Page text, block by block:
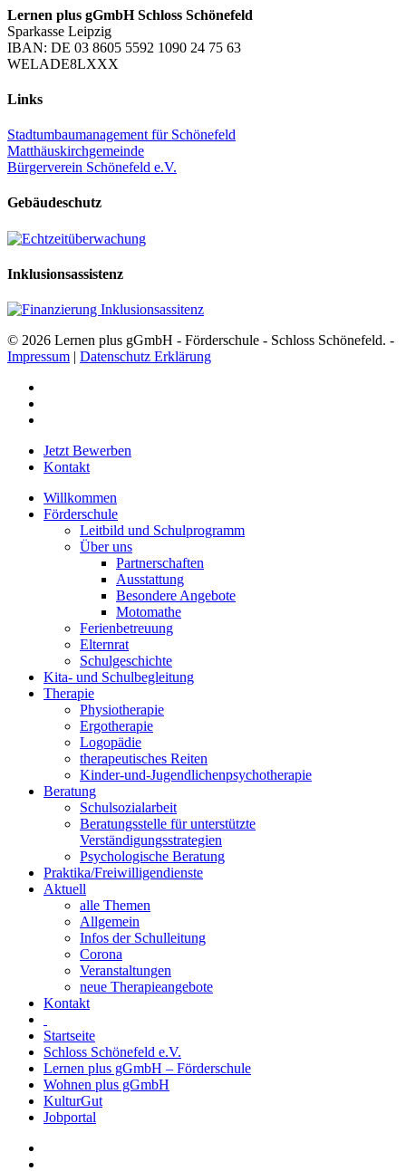
Lernen plus gGmbH Schloss Schönefeld
Sparkasse Leipzig
IBAN: DE 03 8605 5592 1090 24 75 63
WELADE8LXXX
Links
Stadtumbaumanagement für Schönefeld
Matthäuskirchgemeinde
Bürgerverein Schönefeld e.V.
Gebäudeschutz
Inklusionsassistenz
© 2026 Lernen plus gGmbH - Förderschule - Schloss Schönefeld. -
Impressum | Datenschutz Erklärung
Close
Menu
Jetzt Bewerben
Kontakt
Willkommen
Förderschule
Leitbild und Schulprogramm
Über uns
Partnerschaften
Ausstattung
Besondere Angebote
Motomathe
Ferienbetreuung
Elternrat
Schulgeschichte
Kita- und Schulbegleitung
Therapie
Physiotherapie
Ergotherapie
Logopädie
therapeutisches Reiten
Kinder-und-Jugendlichenpsychotherapie
Beratung
Schulsozialarbeit
Beratungsstelle für unterstützte
Verständigungsstrategien
Psychologische Beratung
Praktika/Freiwilligendienste
Aktuell
alle Themen
Allgemein
Infos der Schulleitung
Corona
Veranstaltungen
neue Therapieangebote
Kontakt
Startseite
Schloss Schönefeld e.V.
Lernen plus gGmbH – Förderschule
Wohnen plus gGmbH
KulturGut
Jobportal